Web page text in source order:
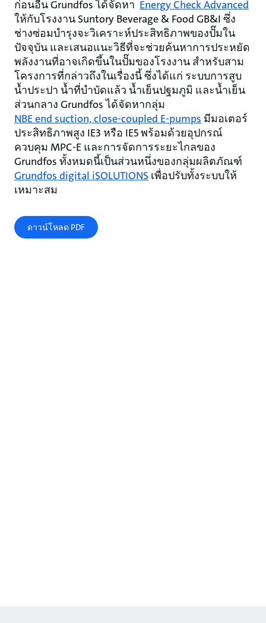
ก่อนอื่น Grundfos ได้จัดหา Energy Check Advanced
ให้กับโรงงาน Suntory Beverage & Food GB&I ซึ่ง
ช่างซ่อมบำรุงจะวิเคราะห์ประสิทธิภาพของปั๊มใน
ปัจจุบัน และเสนอแนะวิธีที่จะช่วยค้นหาการประหยัด
พลังงานที่อาจเกิดขึ้นในปั๊มของโรงงาน สำหรับสาม
โครงการที่กล่าวถึงในเรื่องนี้ ซึ่งได้แก่ ระบบการสูบ
น้ำประปา น้ำที่บำบัดแล้ว น้ำเย็นปฐมภูมิ และน้ำเย็น
ส่วนกลาง Grundfos ได้จัดหากลุ่ม
NBE end suction, close-coupled E-pumps มีมอเตอร์
ประสิทธิภาพสูง IE3 หรือ IE5 พร้อมด้วยอุปกรณ์
ควบคุม MPC-E และการจัดการระยะไกลของ
Grundfos ทั้งหมดนี้เป็นส่วนหนึ่งของกลุ่มผลิตภัณฑ์
Grundfos digital iSOLUTIONS เพื่อปรับทั้งระบบให้
เหมาะสม
ดาวน์โหลด PDF